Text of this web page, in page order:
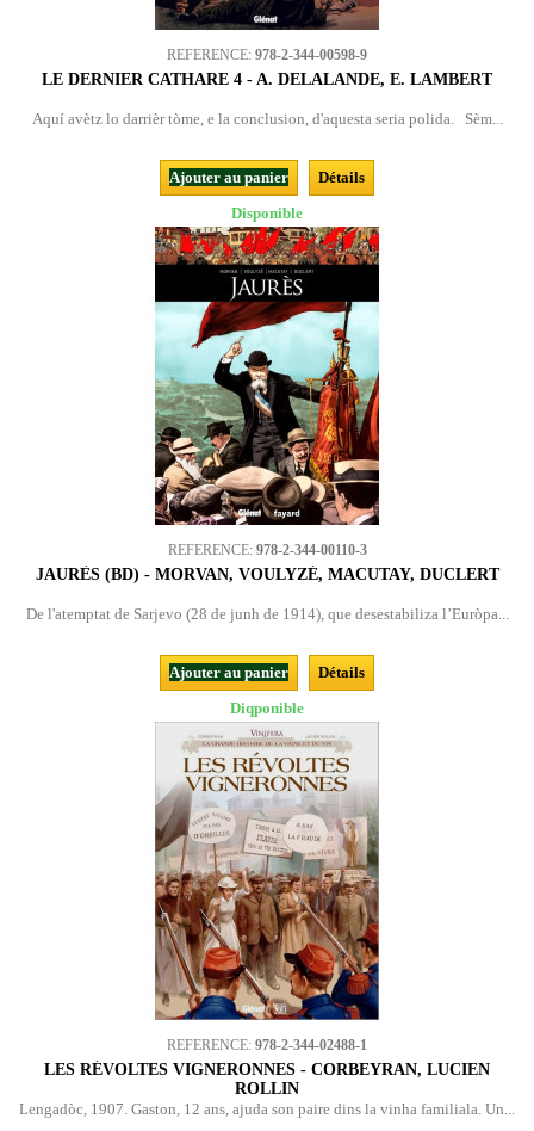
REFERENCE: 978-2-344-00598-9
LE DERNIER CATHARE 4 - A. DELALANDE, E. LAMBERT
Aquí avètz lo darrièr tòme, e la conclusion, d'aquesta seria polida. Sèm...
Ajouter au panier
Détails
Disponible
REFERENCE: 978-2-344-00110-3
JAURÈS (BD) - MORVAN, VOULYZÉ, MACUTAY, DUCLERT
De l'atemptat de Sarjevo (28 de junh de 1914), que desestabiliza l’Euròpa...
Ajouter au panier
Détails
Diqponible
REFERENCE: 978-2-344-02488-1
LES RÉVOLTES VIGNERONNES - CORBEYRAN, LUCIEN
ROLLIN
Lengadòc, 1907. Gaston, 12 ans, ajuda son paire dins la vinha familiala. Un...